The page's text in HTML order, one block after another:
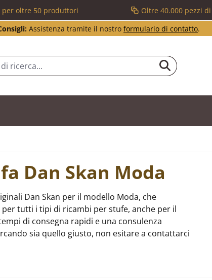
per oltre 50 produttori Oltre 40.000 pezzi
Assistenza tramite il nostro formulario di contatto.
Dan Skan Moda
Dan Skan per il modello Moda, che
tutti i tipi di ricambi per stufe, anche per il
di consegna rapidi e una consulenza
sia quello giusto, non esitare a contattarci